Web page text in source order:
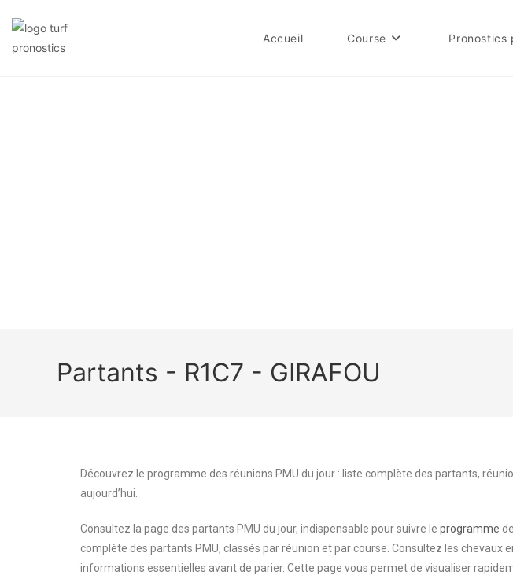
Accueil Course Pronostics
Partants - R1C7 - GIRAFOU
Découvrez le programme des réunions PMU du jour : liste complète des partants,
aujourd’hui.
Consultez la page des partants PMU du jour, indispensable pour suivre le programme
complète des partants PMU, classés par réunion et par course. Consultez les chevaux
informations essentielles avant de parier. Cette page vous permet de visualiser